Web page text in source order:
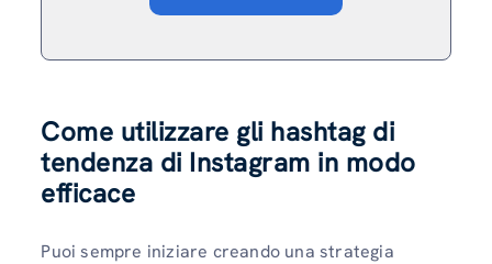
Come utilizzare gli hashtag di
tendenza di Instagram in modo
efficace
Puoi sempre iniziare creando una strategia